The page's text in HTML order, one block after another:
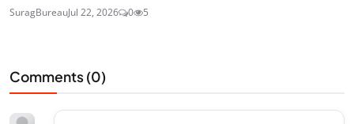
SuragBureauJul 22, 2026 0 5
Comments (0)